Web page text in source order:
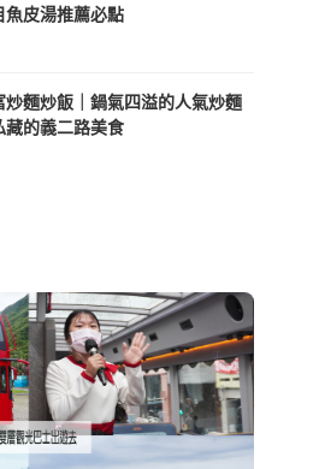
魚皮湯推薦必點
炒麵炒飯｜鍋氣四溢的人氣炒麵
藏的義二路美食